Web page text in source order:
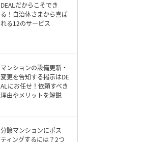
DEALだからこそでき
る！自治体さまから喜ば
れる12のサービス
マンションの設備更新・
変更を告知する掲示はDE
ALにお任せ！依頼すべき
理由やメリットを解説
分譲マンションにポス
ティングするには？2つ